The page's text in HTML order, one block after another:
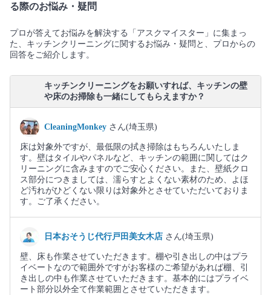
る際のお悩み・疑問
プロが答えてお悩みを解決する「アスクマイスター」に集まっ
た、キッチンクリーニングに関するお悩み・疑問と、プロからの
回答をご紹介します。
キッチンクリーニングをお願いすれば、キッチンの壁
や床のお掃除も一緒にしてもらえますか？
CleaningMonkey さん(埼玉県)
床は対象外ですが、最低限の拭き掃除はもちろんいたしま
す。壁はタイルやパネルなど、キッチンの範囲に関してはク
リーニングに含みますのでご安心ください。また、壁紙クロ
ス部分につきましては、濡らすとよくない素材のため、よほ
ど汚れがひどくない限りは対象外とさせていただいておりま
す。ご了承ください。
日本おそうじ代行戸田美女木店 さん(埼玉県)
壁、床も作業させていただきます。棚や引き出しの中はプラ
イベートなので範囲外ですがお客様のご希望があれば棚、引
き出しの中も作業させていただきます。基本的にはプライベ
ート部分以外全て作業範囲とさせていただきます。